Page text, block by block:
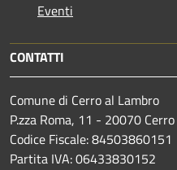
Eventi
CONTATTI
Comune di Cerro al Lambro
P.zza Roma, 11 - 20070
Codice Fiscale: 84503860151
Partita IVA: 06433830152